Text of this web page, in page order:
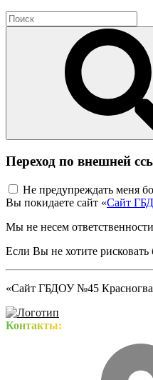
Переход по внешней
Не предупреждать меня
Вы покидаете сайт «Сайт
Мы не несем
Если Вы не хотите
«Сайт ГБДОУ №45
Контакты: